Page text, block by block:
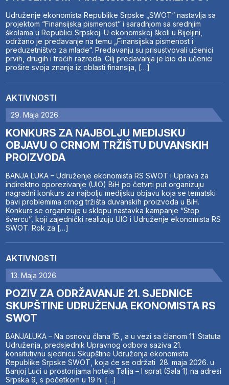
Udruženje ekonomista Republike Srpske „SWOT“ nastavlja sa
projektom “Finansijska pismenost” i saradnjom sa srednjim
školama u Republici Srpskoj. U ekonomskoj školi u Bijeljini,
održano je predavanje na temu „Finansijska pismenost i
preduzetništvo za mlade“. Predavanju su prisustvovali učenici
prvih, drugih i trećih razreda. Cilj predavanja je bio da učenici
prošire svoja znanja iz oblasti finansija, […]
AKTIVNOSTI
29. Maja 2026.
KONKURS ZA NAJBOLJU MEDIJSKU
OBJAVU O CRNOM TRŽIŠTU DUVANSKIH
PROIZVODA
BANJA LUKA – Udruženje ekonomista RS SWOT i Uprava za
indirektno oporezivanje (UIO) BiH po četvrti put organizuju
nagradni konkurs za najbolju medijsku objavu koja se tematski
bavi problemima crnog tržišta duvanskih proizvoda u BiH.
Konkurs se organizuje u sklopu nastavka kampanje “Stop
švercu”, koji zajednički realizuju UIO i Udruženje ekonomista RS
SWOT. Rok za […]
AKTIVNOSTI
13. Maja 2026.
POZIV ZA ODRŽAVANJE 21. SJEDNICE
SKUPŠTINE UDRUŽENJA EKONOMISTA RS
SWOT
BANJALUKA – Na osnovu člana 15., a u vezi sa članom 11. Statuta
Udruženja, predsjednik Upravnog odbora saziva 21.
konsitutivnu sjednicu Skupštine Udruženja ekonomista
Republike Srpske SWOT, koja će se održati 28. maja 2026. u
Banjoj Luci u prostorijama hotela Talija – I sprat (Sala 1) na adresi
Srpska 9, s početkom u 19 h. […]